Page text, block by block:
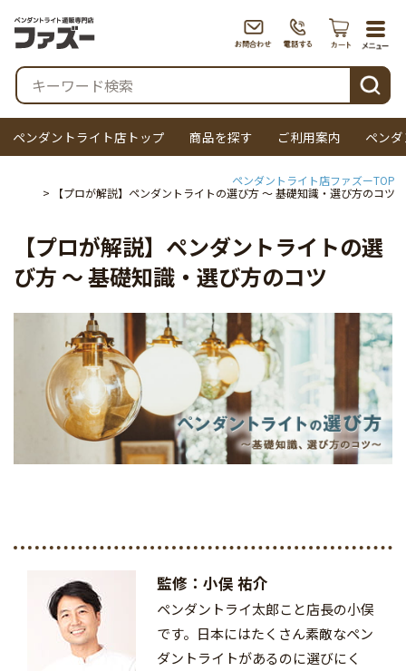
検索
ペンダントライト店トップ 商品を探す ご利用案内 ペン
ペンダントライト店ファズーTOP
【プロが解説】ペンダントライトの選び方 ～ 基礎知識・選び方のコツ
【プロが解説】ペンダントライトの選
び方 ～ 基礎知識・選び方のコツ
監修：小俣 祐介
ペンダントライ太郎こと店長の小俣
です。日本にはたくさん素敵なペン
ダントライトがあるのに選びにく